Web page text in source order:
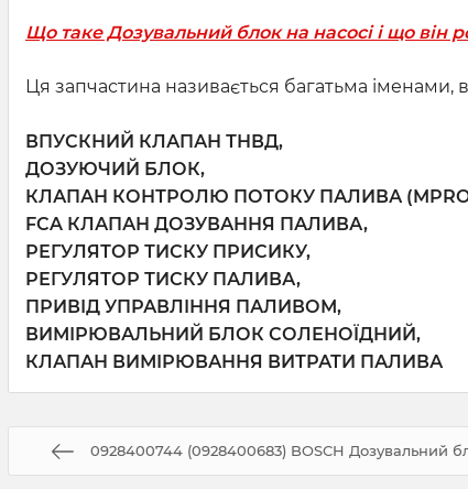
Що таке Дозувальний блок на насосі і що він
Ця запчастина називається багатьма іменами,
ВПУСКНИЙ КЛАПАН ТНВД,
ДОЗУЮЧИЙ БЛОК,
КЛАПАН КОНТРОЛЮ ПОТОКУ ПАЛИВА
FCA КЛАПАН ДОЗУВАННЯ ПАЛИВА,
РЕГУЛЯТОР ТИСКУ ПРИСИКУ,
РЕГУЛЯТОР ТИСКУ ПАЛИВА,
ПРИВІД УПРАВЛІННЯ ПАЛИВОМ,
ВИМІРЮВАЛЬНИЙ БЛОК СОЛЕНОЇДНИЙ,
КЛАПАН ВИМІРЮВАННЯ ВИТРАТИ ПАЛИВА
0928400744 (0928400683) BOSCH Дозувальний